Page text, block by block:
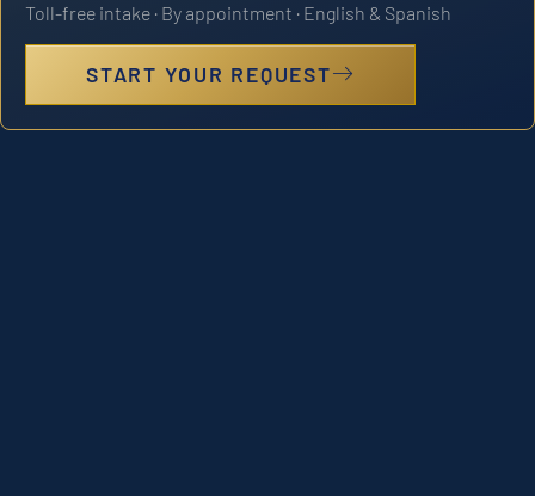
Toll-free intake · By appointment · English & Spanish
START YOUR REQUEST